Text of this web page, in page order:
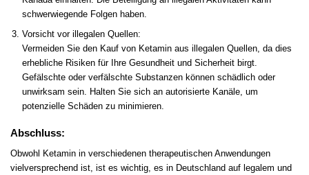
schwerwiegende Folgen haben
Vorsicht vor illegalen Quellen:
Vermeiden Sie den Kauf von Ketamin aus illegalen Quellen, da dies
erhebliche Risiken für Ihre Gesundheit und Sicherheit birgt.
Gefälschte oder verfälschte Substanzen können schädlich oder
unwirksam sein. Halten Sie sich an autorisierte Kanäle, um
potenzielle Schäden zu minimieren.
Abschluss:
Obwohl Ketamin in verschiedenen therapeutischen Anwendungen
vielversprechend ist, ist es wichtig, es in Deutschland auf legalem und